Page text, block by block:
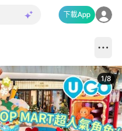
下載App
1/8